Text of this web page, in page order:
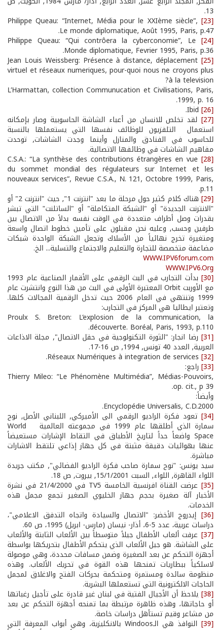
13.
[23]
Philippe Queau: “Internet, Média pour le XXIème siècle”,
Le monde diplomatique, Août 1995, Paris, p.47.
[24]
Philippe Queau: “Qui contrôera la cyberconomie”, Le
Monde diplomatique, Fevrier 1995, Paris, p.36.
[25]
Jean Louis Weissberg: Présence à distance, déplacement
virtuel et réseaux numeriques, pour-quoi nous ne croyons plus
à la television?
L’Harmattan, collection Communucation et Civilisations, Paris,
1999, p. 16.
[26]
[27] لقد تخلص للانسان من أعباء الشاشة الحاسوبية وصار بإمكانه
استعمال التلفزيون للوظائف نفسها التي يستعملها بالنسبة
للحاسوب في الفنادق والمنازل وأينما وجدت الشاشات, توحدت
مفاهيم الشاشات في وظائفها الاتصالية.
[28]
C.S.A.: “La synthèse des contributions étrangères en vue
du sommet mondial des régulateurs sur Internet et les
nouveaux services”, Revue C.S.A., N. 121, Octobre 1999, Paris,
p.11.
[29] هناك كلام كثير حول مرحلة ما بعد "انترنت 1", حيث "انترنت 2" أو
"الانترنت الجديدة" أو "الشبكة المتكاملة" أو "الساتلنت" التي تبشر
بقدرات وصل أطراف متعددة في الوقت نفسه بدلاً من الاتصال بين
طرفين وحسب, وعليه نحن مقبلون على تأمين خطوط اتصال واسعة
ومتغيرة تخرج نهائياً من الأسلاك وتجعل الشبكة الواحدة شبكات
مضاعفة متخصصة للتجارة والتعليم والاجتماع والتسلية... الخ.
WWW.IPV6forum.com
WWW.IPV6.Org
[30] بدأت التجارب في البث الرقمي على الأقمار الصناعية عام 1993
مع الأوربت Orbit المعتبرة الأولى في البث من هذا النوع وانتشرت عام
1999 وتنتهي في العام 2006 حيث تدخل الرقمية المجالات كلها.
وتعتبر ايطاليا هي المركز في التجارب:
Proulx S. Breton: L’explosion de la communication, la
découverte. Boréal, Paris, 1993, p.110.
[31] رضا انجار: "الثورة التكنولوجية في حقل الاتصال", مجلة الاذاعات
العربية, العدد 40 تونس, 1994, ص 16-17.
[32]
[33] راجع:
Thierry Mileo: “Le Phénomène Multimédia”, Médias-Pouvoirs,
op. cit., p 39.
وأيضاً:
Encyclopédie Universalis, C.D.2000.
[34] تعود فكرة الراديو الرقمي الى الأميركي, اللبناني الأصل, نوح
سمارة الذي أطلقها عام 1999 في مجموعته العالمية World
Space واضعاً حداً لتاريخ الأطباق في التقاط الإشارات مستعيضاً
عنها بهوائيات دقيقة مثبتة في كل جهاز إذاعي تلتقط الاشارات
مباشرة.
سيد يونس: "نوح سمارة صاحب فكرة الراديو الفضائي", مكتب جريدة
اللواء القاهرة, اللواء, السبت 15/1/2001, بيروت, ص 18.
[35] عرضت القناة افرنسية الخامسة TV5 في 21/4/2000 في نشرة
الأخبار آلة صغيرة بحجم جهاز الخليوي الصغير تجمع مجمل هذه
الخدمات.
[36] إيدروج الأخضر: "الاتصال والسيادة واتجاه التدفق الاعلامي"،
دراسات عربية، عدد 5-6، أذار- نيسان (مارس- ابريل) 1995، ص 60.
[37] عرفت ألعاب الأطفال جيلاً متوسطاً بين الألعاب الثابتة والألعاب
على الشاشة. هو جيل الألعاب الذي يتحكم الأطفال بتحريكها بواسطة
أجهزة التحكم عن بعد الصغيرة وضمن مسافات محددة، وهي موصولة
لاسلكياً ببطاريات تمنحها هذه القوة في تحريك الألعاب. وهذه
منظومة سائدة ومستمرة ومتحكمة بحركات الفتح والاغلاق لمجمل
الحاجات الالكترونية التي تستعملها البشرية.
[38] يلاحظ أن الأجيال الفتية في لبنان غير قادرة على تأجيل رغباتها
أو حاجاتها، وهذه ظاهرة مرتبطة بما تمنحه أجهزة التحكم عن بعد
من مشاعر وقيم تستأهل دراسات خاصة.
[39] النوافذ هي الـWindoos بالانكليزية، وهي أبواب المعرفة التي